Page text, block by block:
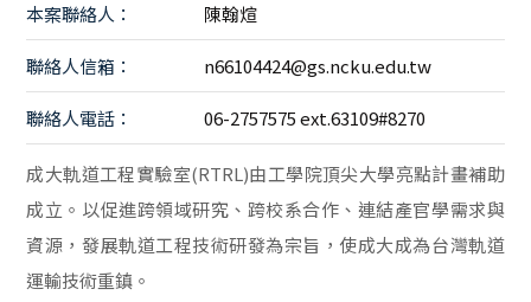
本案聯絡人： 陳翰煊
聯絡人信箱： n66104424@gs.ncku.edu.tw
聯絡人電話： 06-2757575 ext.63109#8270
成大軌道工程實驗室(RTRL)由工學院頂尖大學亮點計畫補助
成立。以促進跨領域研究、跨校系合作、連結產官學需求與
資源，發展軌道工程技術研發為宗旨，使成大成為台灣軌道
運輸技術重鎮。